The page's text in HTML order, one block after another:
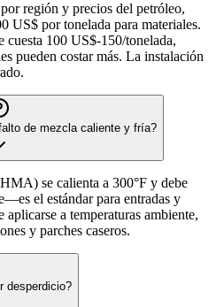
región y precios del petróleo,
US$ por tonelada para materiales.
cuesta 100 US$-150/tonelada,
pueden costar más. La instalación
de mezcla caliente y fría?
se calienta a 300°F y debe
el estándar para entradas y
a temperaturas ambiente,
y parches caseros.
desperdicio?